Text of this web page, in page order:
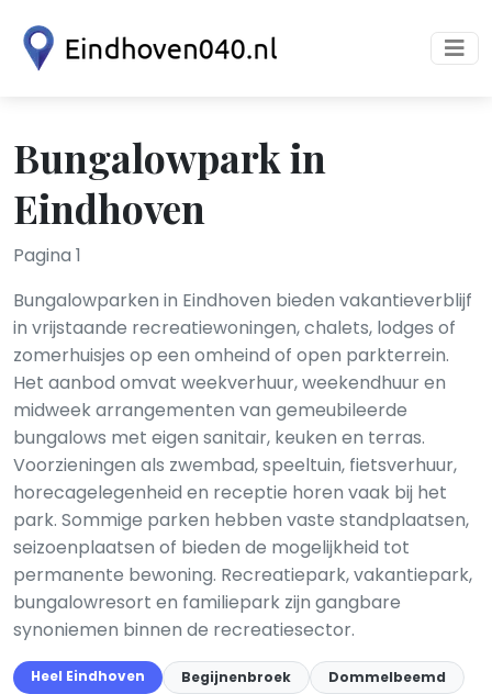
Bungalowpark in
Eindhoven
Pagina 1
Bungalowparken in Eindhoven bieden vakantieverblijf
in vrijstaande recreatiewoningen, chalets, lodges of
zomerhuisjes op een omheind of open parkterrein.
Het aanbod omvat weekverhuur, weekendhuur en
midweek arrangementen van gemeubileerde
bungalows met eigen sanitair, keuken en terras.
Voorzieningen als zwembad, speeltuin, fietsverhuur,
horecagelegenheid en receptie horen vaak bij het
park. Sommige parken hebben vaste standplaatsen,
seizoenplaatsen of bieden de mogelijkheid tot
permanente bewoning. Recreatiepark, vakantiepark,
bungalowresort en familiepark zijn gangbare
synoniemen binnen de recreatiesector.
Heel Eindhoven Begijnenbroek
Dommelbeemd